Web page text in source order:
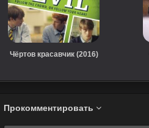
Чёртов красавчик (2016)
Прокомментировать